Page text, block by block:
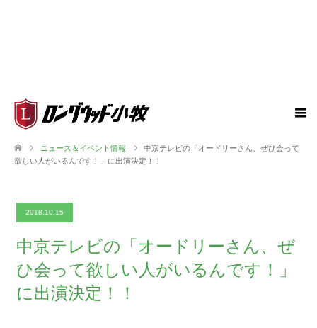
ニュース＆イベント情報
中京テレビの「オードリーさん、ぜひ会って
欲しい人がいるんです！」に出演決定！！
2018.10.15
中京テレビの「オードリーさん、ぜ
ひ会って欲しい人がいるんです！」
に出演決定！！